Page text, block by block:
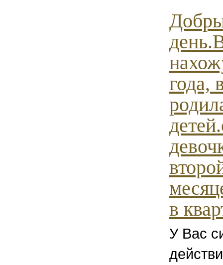
года,
в
У Вас